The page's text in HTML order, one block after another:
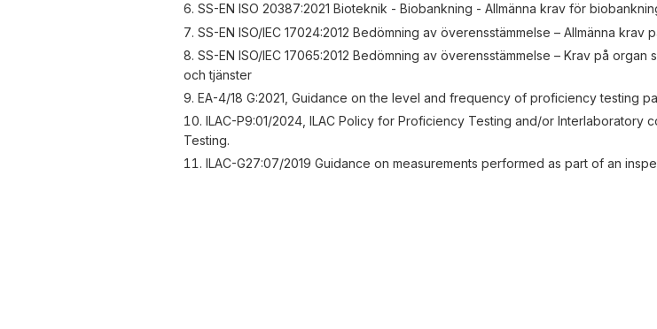
SS-EN ISO 20387:2021 Bioteknik - Biobankning - Allmänna krav för
SS-EN ISO/IEC 17024:2012 Bedömning av överensstämmelse – Allmänna
SS-EN ISO/IEC 17065:2012 Bedömning av överensstämmelse – Krav på
och tjänster
EA-4/18 G:2021, Guidance on the level and frequency of proficiency testing
ILAC-P9:01/2024, ILAC Policy for Proficiency Testing and/or Interlaboratory
Testing.
ILAC-G27:07/2019 Guidance on measurements performed as part of an